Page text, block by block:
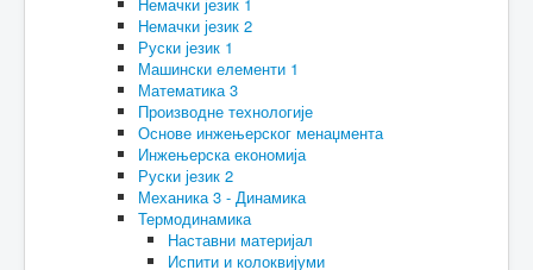
Немачки језик 2
Руски језик 1
Машински елементи 1
Математика 3
Производне технологије
Основе инжењерског менаџмента
Инжењерска економија
Руски језик 2
Механика 3 - Динамика
Термодинамика
Наставни материјал
Испити и колоквијуми